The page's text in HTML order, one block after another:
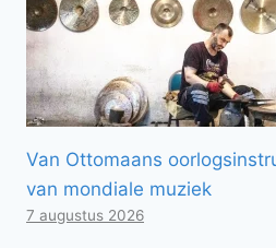
Van Ottomaans
van mondiale muziek
7 augustus 2026